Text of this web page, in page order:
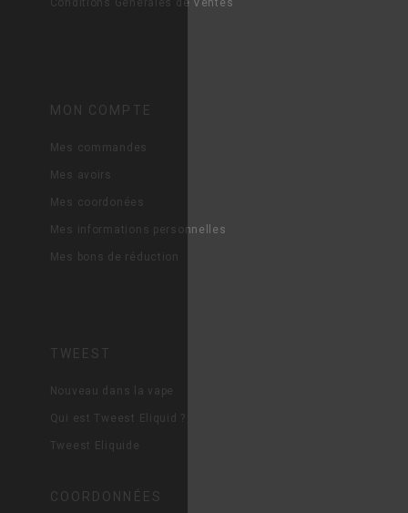
MON COMPTE
Mes commandes
Mes avoirs
Mes coordonées
Mes informations personnelles
Mes bons de réduction
TWEEST
Nouveau dans la vape
Qui est Tweest Eliquid ?
Tweest Eliquide
COORDONNÉES